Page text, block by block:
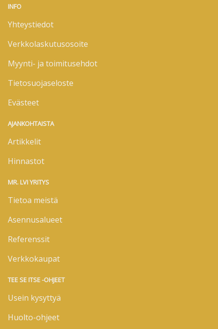
INFO
Yhteystiedot
Verkkolaskutusosoite
Myynti- ja toimitusehdot
Tietosuojaseloste
Evästeet
AJANKOHTAISTA
Artikkelit
Hinnastot
MR. LVI YRITYS
Tietoa meistä
Asennusalueet
Referenssit
Verkkokaupat
TEE SE ITSE -OHJEET
Usein kysyttyä
Huolto-ohjeet